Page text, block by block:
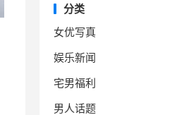
分类
女优写真
娱乐新闻
宅男福利
男人话题